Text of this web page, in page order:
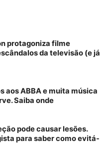
protagoniza filme
da televisão (e já
aos ABBA e muita música
Saiba onde
pode causar lesões.
para saber como evitá-